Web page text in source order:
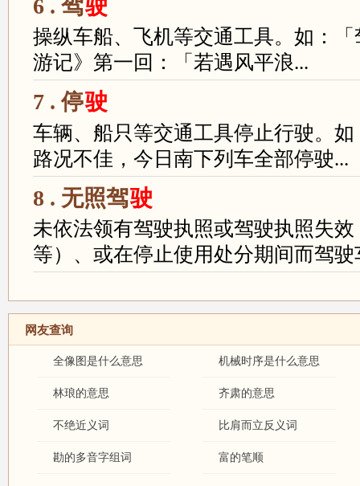
6 . 驾驶
操纵车船、飞机等交通工具。如：
游记》第一回：「若遇风平浪...
7 . 停驶
车辆、船只等交通工具停止行驶。
路况不佳，今日南下列车全部停驶...
8 . 无照驾驶
未依法领有驾驶执照或驾驶执照失
等）、或在停止使用处分期间而驾驶
网友查询
全像图是什么意思 机械时序是什么意思
林琅的意思 齐肃的意思
不绝近义词 比肩而立反义词
勘的多音字组词 富的笔顺